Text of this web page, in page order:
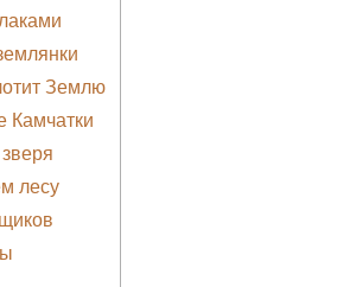
Землю
Камчатки
лесу